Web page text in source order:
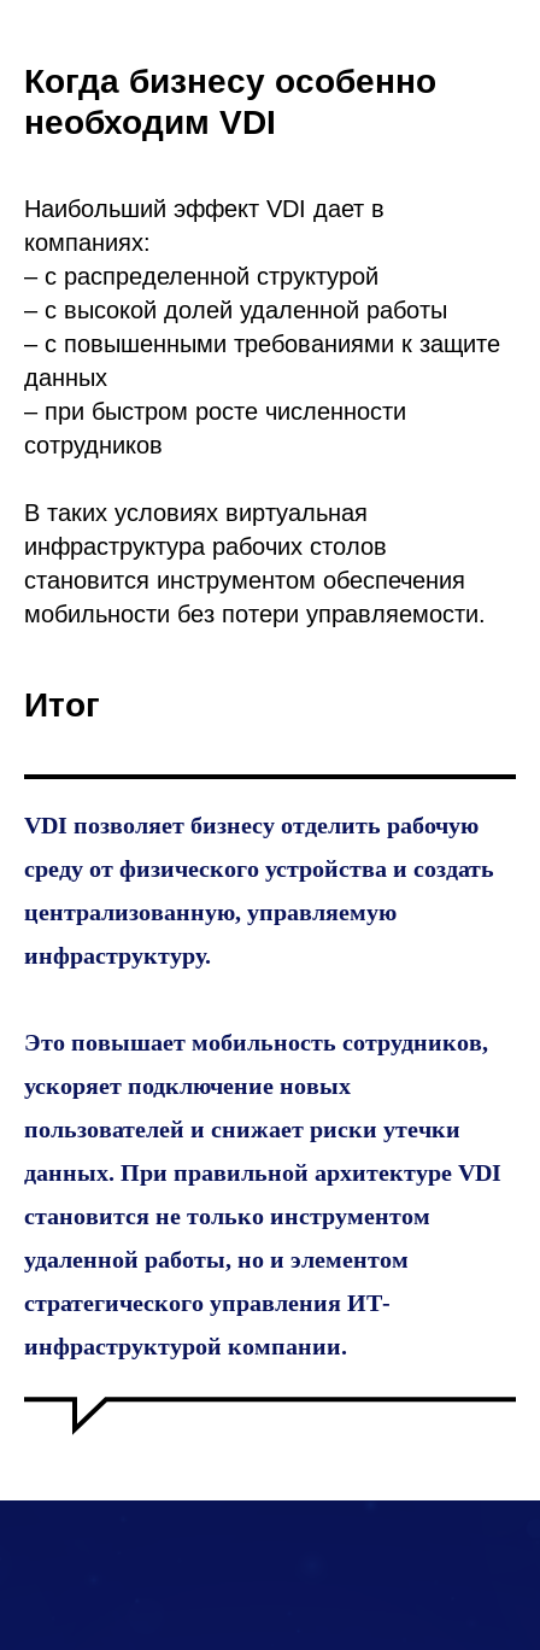
Когда бизнесу особенно
необходим VDI
Наибольший эффект VDI дает в
компаниях:
– с распределенной структурой
– с высокой долей удаленной работы
– с повышенными требованиями к защите
данных
– при быстром росте численности
сотрудников
В таких условиях виртуальная
инфраструктура рабочих столов
становится инструментом обеспечения
мобильности без потери управляемости.
Итог
VDI позволяет бизнесу отделить рабочую
среду от физического устройства и создать
централизованную, управляемую
инфраструктуру.
Это повышает мобильность сотрудников,
ускоряет подключение новых
пользователей и снижает риски утечки
данных. При правильной архитектуре VDI
становится не только инструментом
удаленной работы, но и элементом
стратегического управления ИТ-
инфраструктурой компании.